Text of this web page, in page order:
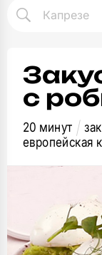
с
20 минут
европейская